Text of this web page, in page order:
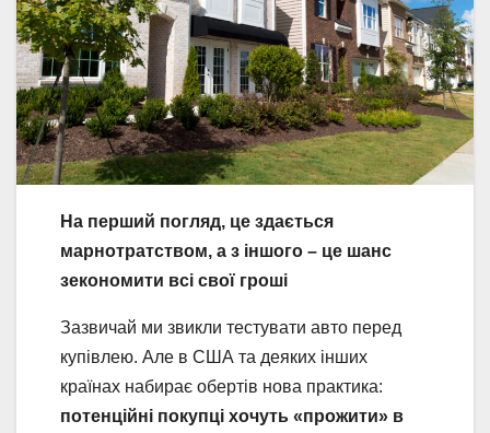
На перший погляд, це здається
марнотратством, а з іншого – це шанс
зекономити всі свої гроші
Зазвичай ми звикли тестувати авто перед
купівлею. Але в США та деяких інших
країнах набирає обертів нова практика:
потенційні покупці хочуть «прожити» в